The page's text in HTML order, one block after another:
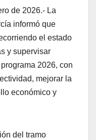
de 2026.- La
informó que
el estado
y supervisar
2026, con
mejorar la
económico y
del tramo